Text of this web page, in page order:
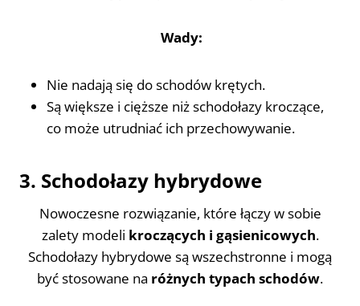
Wady:
Nie nadają się do schodów krętych.
Są większe i cięższe niż schodołazy kroczące,
co może utrudniać ich przechowywanie.
3. Schodołazy hybrydowe
Nowoczesne rozwiązanie, które łączy w sobie
zalety modeli kroczących i gąsienicowych.
Schodołazy hybrydowe są wszechstronne i mogą
być stosowane na różnych typach schodów.